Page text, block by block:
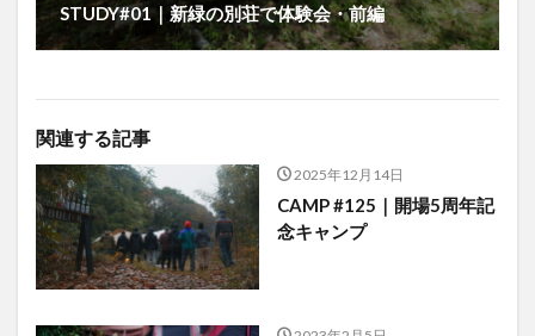
STUDY#01｜新緑の別荘で体験会・前編
関連する記事
2025年12月14日
CAMP #125｜開場5周年記
念キャンプ